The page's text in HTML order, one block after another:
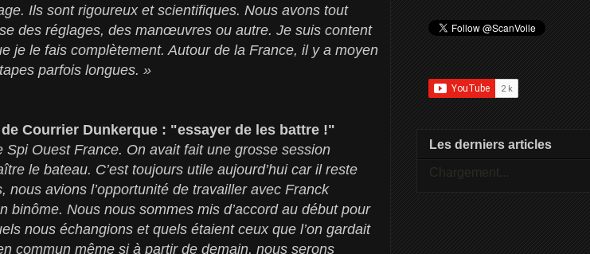
Ils sont rigoureux et scientifiques. Nous avons tout
des réglages, des manœuvres ou autre. Je suis content
je le fais complètement. Autour de la France, il y a moyen
parfois longues. »
Courrier Dunkerque : "essayer de les battre !"
Ouest France. On avait fait une grosse session
le bateau. C’est toujours utile aujourd’hui car il reste
avions l’opportunité de travailler avec Franck
binôme. Nous nous sommes mis d’accord au début pour
nous échangions et quels étaient ceux que l’on gardait
commun même si à partir de demain, nous serons
Les derniers articles
Chargement...